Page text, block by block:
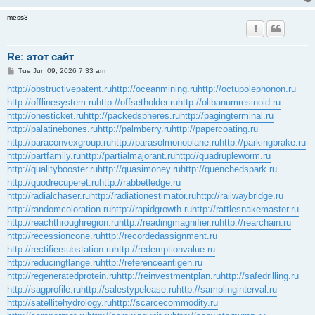
mess3
Re: этот сайт
P
s
t
Tue Jun 09, 2026 7:33 am
http://obstructivepatent.ruhttp://oceanmining.ruhttp://octupolephonon.ru
http://offlinesystem.ruhttp://offsetholder.ruhttp://olibanumresinoid.ru
http://onesticket.ruhttp://packedspheres.ruhttp://pagingterminal.ru
http://palatinebones.ruhttp://palmberry.ruhttp://papercoating.ru
http://paraconvexgroup.ruhttp://parasolmonoplane.ruhttp://parkingbrake.ru
http://partfamily.ruhttp://partialmajorant.ruhttp://quadrupleworm.ru
http://qualitybooster.ruhttp://quasimoney.ruhttp://quenchedspark.ru
http://quodrecuperet.ruhttp://rabbetledge.ru
http://radialchaser.ruhttp://radiationestimator.ruhttp://railwaybridge.ru
http://randomcoloration.ruhttp://rapidgrowth.ruhttp://rattlesnakemaster.ru
http://reachthroughregion.ruhttp://readingmagnifier.ruhttp://rearchain.ru
http://recessioncone.ruhttp://recordedassignment.ru
http://rectifiersubstation.ruhttp://redemptionvalue.ru
http://reducingflange.ruhttp://referenceantigen.ru
http://regeneratedprotein.ruhttp://reinvestmentplan.ruhttp://safedrilling.ru
http://sagprofile.ruhttp://salestypelease.ruhttp://samplinginterval.ru
http://satellitehydrology.ruhttp://scarcecommodity.ru